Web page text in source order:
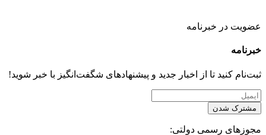
عضویت در خبرنامه
خبر‌نامه
ثبت‌نام کنید تا از اخبار جدید و پیشنهاد‌های شگفت‌انگیز با خبر شوید!
مشترک شدن
مجوزهای رسمی دولتی: